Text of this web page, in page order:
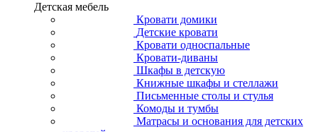
Детская мебель
Кровати домики
Детские кровати
Кровати односпальные
Кровати-диваны
Шкафы в детскую
Книжные шкафы и стеллажи
Письменные столы и стулья
Комоды и тумбы
Матрасы и основания для детских